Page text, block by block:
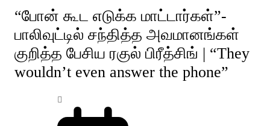
“போன் கூட எடுக்க மாட்டார்கள்”-
பாலிவுட்டில் சந்தித்த அவமானங்கள்
குறித்த பேசிய ரகுல் பிரீத்சிங் | “They
wouldn’t even answer the phone”